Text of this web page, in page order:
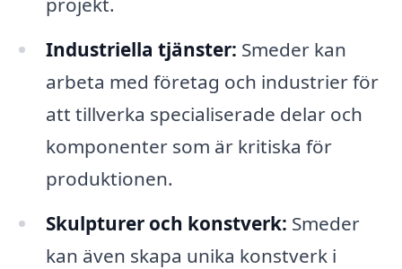
Industriella tjänster: Smeder kan
arbeta med företag och industrier för
att tillverka specialiserade delar och
komponenter som är kritiska för
produktionen.
Skulpturer och konstverk: Smeder
kan även skapa unika konstverk i